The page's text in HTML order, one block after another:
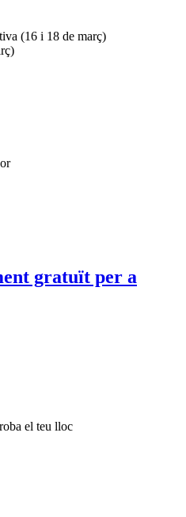
(16 i 18 de març)
gratuït per a
el teu lloc